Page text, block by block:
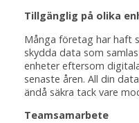
Tillgänglig på olika
Många företag har haft
skydda data som
enheter eftersom
senaste åren. All din
ändå säkra tack vare
Teamsamarbete